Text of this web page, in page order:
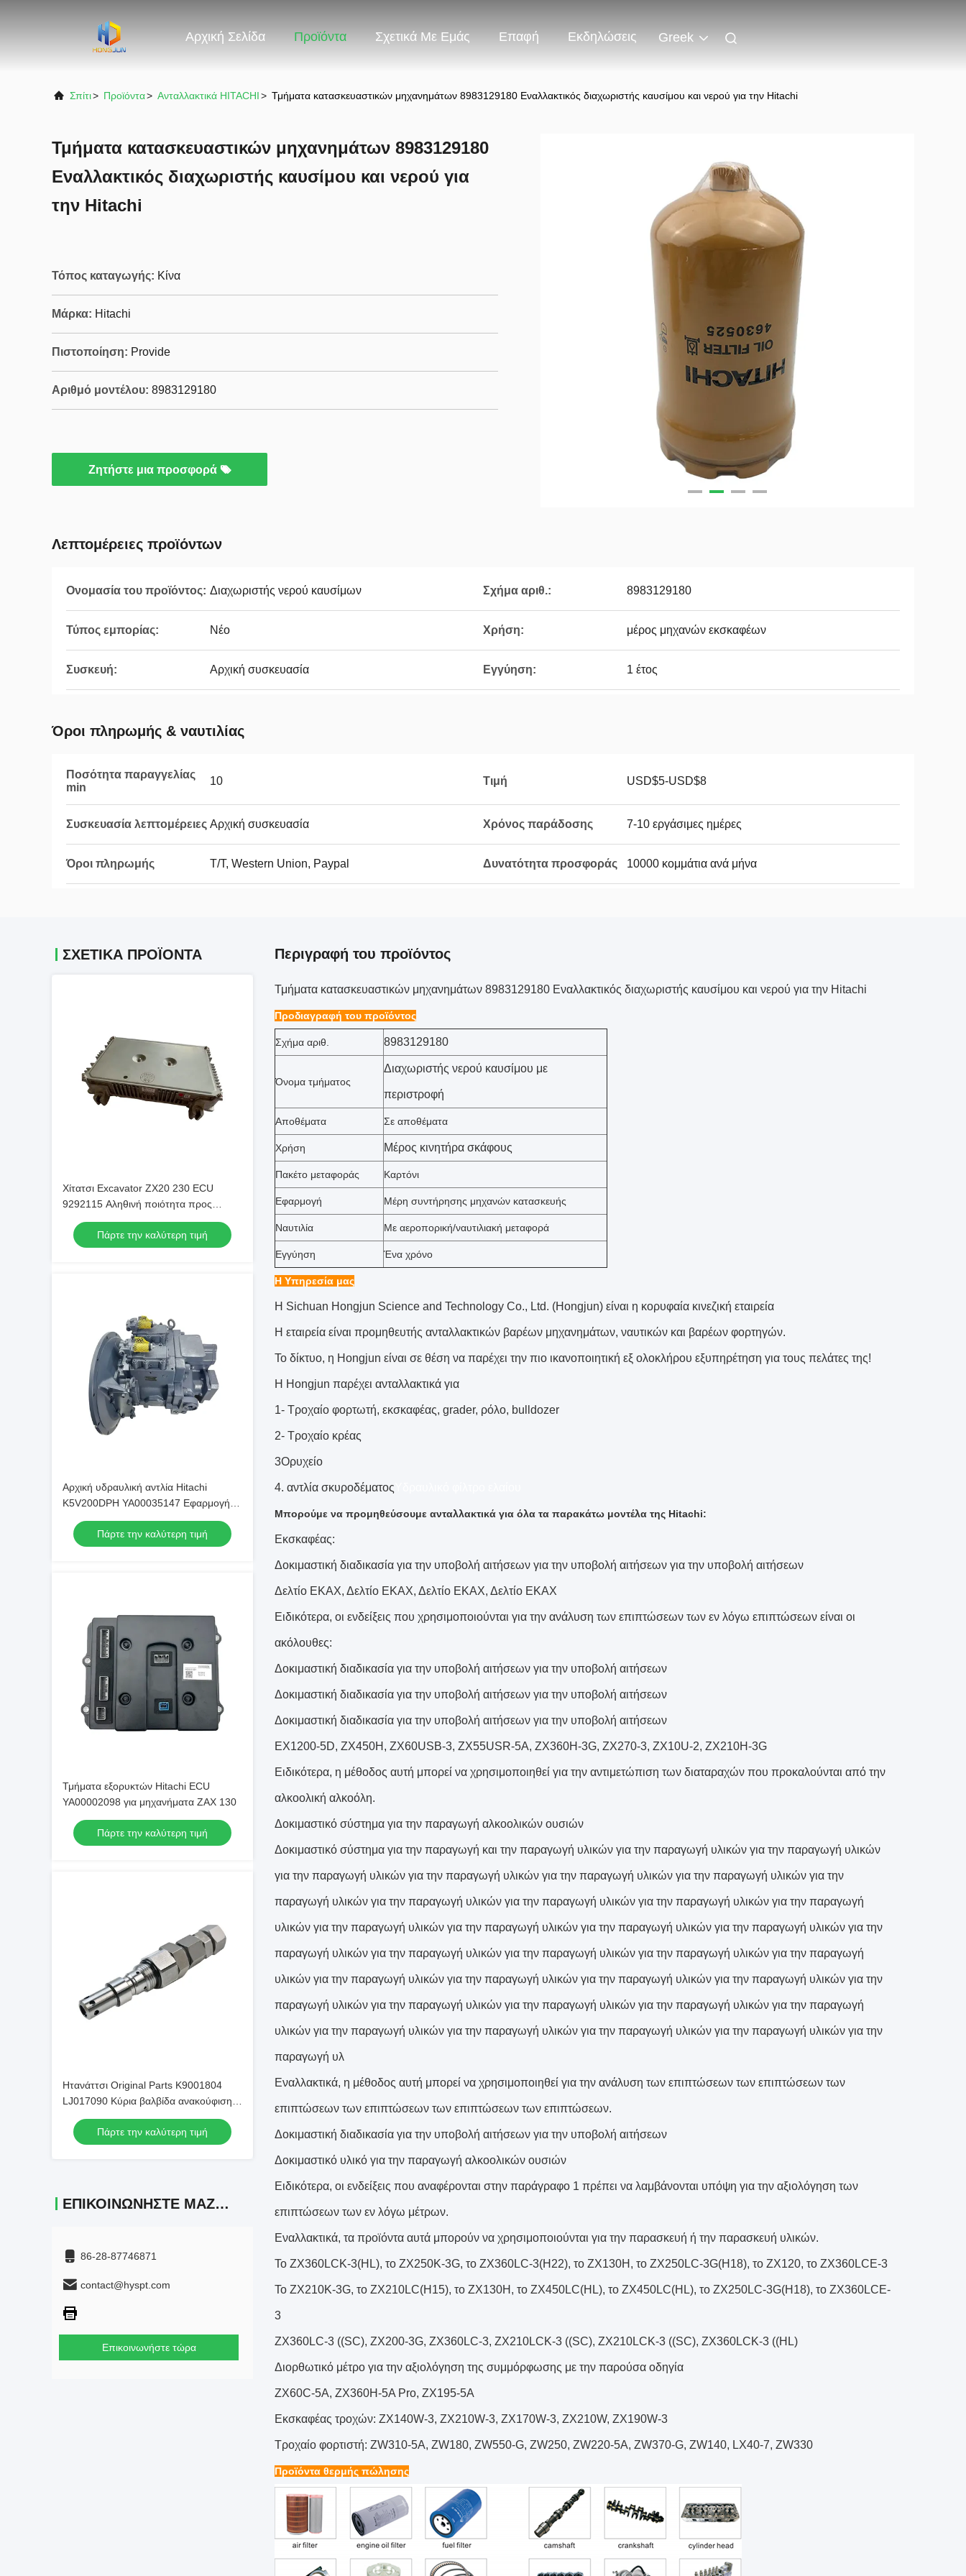
Αρχική Σελίδα Προϊόντα Σχετικά Με Εμάς Επαφή Εκδηλώσεις Greek
Σπίτι> Προϊόντα> Ανταλλακτικά HITACHI> Τμήματα κατασκευαστικών μηχανημάτων 8983129180 Εναλλακτικός διαχωριστής καυσίμου και νερού για την Hitachi
Τμήματα κατασκευαστικών μηχανημάτων 8983129180
Εναλλακτικός διαχωριστής καυσίμου και νερού για
την Hitachi
Τόπος καταγωγής: Κίνα
Μάρκα: Hitachi
Πιστοποίηση: Provide
Αριθμό μοντέλου: 8983129180
Ζητήστε μια προσφορά
Λεπτομέρειες προϊόντων
Ονομασία του προϊόντος: Διαχωριστής νερού καυσίμων Σχήμα αριθ.: 8983129180
Τύπος εμπορίας: Νέο Χρήση: μέρος μηχανών εκσκαφέων
Συσκευή: Αρχική συσκευασία Εγγύηση: 1 έτος
Όροι πληρωμής & ναυτιλίας
Ποσότητα παραγγελίας
min
10 Τιμή USD$5-USD$8
Συσκευασία λεπτομέρειες Αρχική συσκευασία Χρόνος παράδοσης 7-10 εργάσιμες ημέρες
Όροι πληρωμής T/T, Western Union, Paypal Δυνατότητα προσφοράς 10000 κομμάτια ανά μήνα
ΣΧΕΤΙΚΑ ΠΡΟΪΟΝΤΑ
Χίτατσι Excavator ZX20 230 ECU
9292115 Αληθινή ποιότητα προς
πώληση
Πάρτε την καλύτερη τιμή
Αρχική υδραυλική αντλία Hitachi
K5V200DPH YA00035147 Εφαρμογή
για Εκσκαφέα ZX450 470
Πάρτε την καλύτερη τιμή
Τμήματα εξορυκτών Hitachi ECU
YA00002098 για μηχανήματα ZAX 130
Πάρτε την καλύτερη τιμή
Ητανάττσι Original Parts K9001804
LJ017090 Κύρια βαλβίδα ανακούφισης
για εξορυκτήρα EX200-5
Πάρτε την καλύτερη τιμή
ΕΠΙΚΟΙΝΩΝΉΣΤΕ ΜΑΖΊ ΜΑΣ
86-28-87746871
contact@hyspt.com
Επικοινωνήστε τώρα
Περιγραφή του προϊόντος
Τμήματα κατασκευαστικών μηχανημάτων 8983129180 Εναλλακτικός διαχωριστής καυσίμου και νερού για την Hitachi
Προδιαγραφή του προϊόντος
Σχήμα αριθ. 8983129180
Όνομα τμήματος
Διαχωριστής νερού καυσίμου με
περιστροφή
Αποθέματα Σε αποθέματα
Χρήση Μέρος κινητήρα σκάφους
Πακέτο μεταφοράς Καρτόνι
Εφαρμογή Μέρη συντήρησης μηχανών κατασκευής
Ναυτιλία Με αεροπορική/ναυτιλιακή μεταφορά
Εγγύηση Ένα χρόνο
Η Υπηρεσία μας
Η Sichuan Hongjun Science and Technology Co., Ltd. (Hongjun) είναι η κορυφαία κινεζική εταιρεία
Η εταιρεία είναι προμηθευτής ανταλλακτικών βαρέων μηχανημάτων, ναυτικών και βαρέων φορτηγών.
Το δίκτυο, η Hongjun είναι σε θέση να παρέχει την πιο ικανοποιητική εξ ολοκλήρου εξυπηρέτηση για τους πελάτες της!
Η Hongjun παρέχει ανταλλακτικά για
1- Τροχαίο φορτωτή, εκσκαφέας, grader, ρόλο, bulldozer
2- Τροχαίο κρέας
3Ορυχείο
4. αντλία σκυροδέματος
Μπορούμε να προμηθεύσουμε ανταλλακτικά για όλα τα παρακάτω μοντέλα της Hitachi:
Εκσκαφέας:
Δοκιμαστική διαδικασία για την υποβολή αιτήσεων για την υποβολή αιτήσεων για την υποβολή αιτήσεων
Δελτίο ΕΚΑΧ, Δελτίο ΕΚΑΧ, Δελτίο ΕΚΑΧ, Δελτίο ΕΚΑΧ
Ειδικότερα, οι ενδείξεις που χρησιμοποιούνται για την ανάλυση των επιπτώσεων των εν λόγω επιπτώσεων είναι οι
ακόλουθες:
Δοκιμαστική διαδικασία για την υποβολή αιτήσεων για την υποβολή αιτήσεων
Δοκιμαστική διαδικασία για την υποβολή αιτήσεων για την υποβολή αιτήσεων
Δοκιμαστική διαδικασία για την υποβολή αιτήσεων για την υποβολή αιτήσεων
EX1200-5D, ZX450H, ZX60USB-3, ZX55USR-5A, ZX360H-3G, ZX270-3, ZX10U-2, ZX210H-3G
Ειδικότερα, η μέθοδος αυτή μπορεί να χρησιμοποιηθεί για την αντιμετώπιση των διαταραχών που προκαλούνται από την
αλκοολική αλκοόλη.
Δοκιμαστικό σύστημα για την παραγωγή αλκοολικών ουσιών
Δοκιμαστικό σύστημα για την παραγωγή και την παραγωγή υλικών για την παραγωγή υλικών για την παραγωγή υλικών
για την παραγωγή υλικών για την παραγωγή υλικών για την παραγωγή υλικών για την παραγωγή υλικών για την
παραγωγή υλικών για την παραγωγή υλικών για την παραγωγή υλικών για την παραγωγή υλικών για την παραγωγή
υλικών για την παραγωγή υλικών για την παραγωγή υλικών για την παραγωγή υλικών για την παραγωγή υλικών για την
παραγωγή υλικών για την παραγωγή υλικών για την παραγωγή υλικών για την παραγωγή υλικών για την παραγωγή
υλικών για την παραγωγή υλικών για την παραγωγή υλικών για την παραγωγή υλικών για την παραγωγή υλικών για την
παραγωγή υλικών για την παραγωγή υλικών για την παραγωγή υλικών για την παραγωγή υλικών για την παραγωγή
υλικών για την παραγωγή υλικών για την παραγωγή υλικών για την παραγωγή υλικών για την παραγωγή υλικών για την
παραγωγή υλ
Εναλλακτικά, η μέθοδος αυτή μπορεί να χρησιμοποιηθεί για την ανάλυση των επιπτώσεων των επιπτώσεων των
επιπτώσεων των επιπτώσεων των επιπτώσεων των επιπτώσεων.
Δοκιμαστική διαδικασία για την υποβολή αιτήσεων για την υποβολή αιτήσεων
Δοκιμαστικό υλικό για την παραγωγή αλκοολικών ουσιών
Ειδικότερα, οι ενδείξεις που αναφέρονται στην παράγραφο 1 πρέπει να λαμβάνονται υπόψη για την αξιολόγηση των
επιπτώσεων των εν λόγω μέτρων.
Εναλλακτικά, τα προϊόντα αυτά μπορούν να χρησιμοποιούνται για την παρασκευή ή την παρασκευή υλικών.
Το ZX360LCK-3(HL), το ZX250K-3G, το ZX360LC-3(H22), το ZX130H, το ZX250LC-3G(H18), το ZX120, το ZX360LCE-3
Το ZX210K-3G, το ZX210LC(H15), το ZX130H, το ZX450LC(HL), το ZX450LC(HL), το ZX250LC-3G(H18), το ZX360LCE-
3
ZX360LC-3 ((SC), ZX200-3G, ZX360LC-3, ZX210LCK-3 ((SC), ZX210LCK-3 ((SC), ZX360LCK-3 ((HL)
Διορθωτικό μέτρο για την αξιολόγηση της συμμόρφωσης με την παρούσα οδηγία
ZX60C-5A, ZX360H-5A Pro, ZX195-5A
Εκσκαφέας τροχών: ZX140W-3, ZX210W-3, ZX170W-3, ZX210W, ZX190W-3
Τροχαίο φορτιστή: ZW310-5A, ZW180, ZW550-G, ZW250, ZW220-5A, ZW370-G, ZW140, LX40-7, ZW330
Προϊόντα θερμής πώλησης